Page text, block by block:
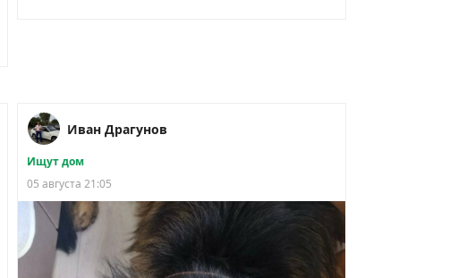
Иван Драгунов
Ищут дом
05 августа 21:05